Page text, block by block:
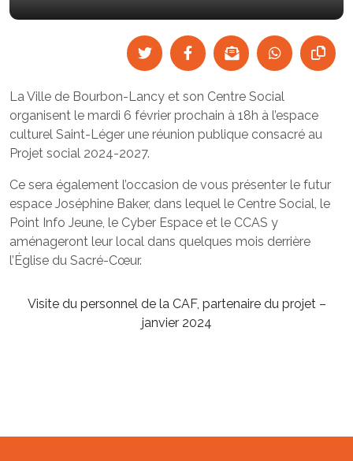
La Ville de Bourbon-Lancy et son Centre Social
organisent le mardi 6 février prochain à 18h à l’espace
culturel Saint-Léger une réunion publique consacré au
Projet social 2024-2027.
Ce sera également l’occasion de vous présenter le futur
espace Joséphine Baker, dans lequel le Centre Social, le
Point Info Jeune, le Cyber Espace et le CCAS y
aménageront leur local dans quelques mois derrière
l’Église du Sacré-Cœur.
Visite du personnel de la CAF, partenaire du projet –
janvier 2024